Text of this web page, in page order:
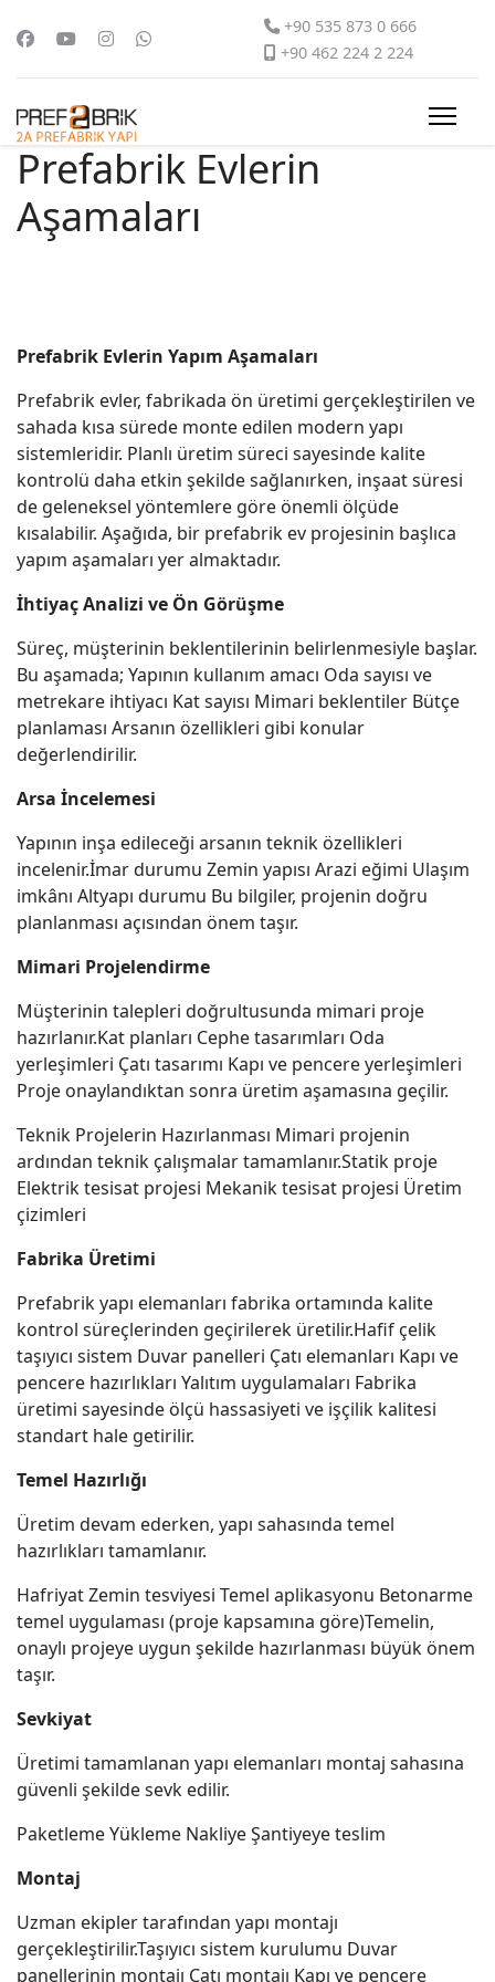
+90 535 873 0 666
+90 462 224 2 224
Prefabrik Evlerin
Aşamaları
Prefabrik Evlerin Yapım Aşamaları
Prefabrik evler, fabrikada ön üretimi gerçekleştirilen ve
sahada kısa sürede monte edilen modern yapı
sistemleridir. Planlı üretim süreci sayesinde kalite
kontrolü daha etkin şekilde sağlanırken, inşaat süresi
de geleneksel yöntemlere göre önemli ölçüde
kısalabilir. Aşağıda, bir prefabrik ev projesinin başlıca
yapım aşamaları yer almaktadır.
İhtiyaç Analizi ve Ön Görüşme
Süreç, müşterinin beklentilerinin belirlenmesiyle başlar.
Bu aşamada; Yapının kullanım amacı Oda sayısı ve
metrekare ihtiyacı Kat sayısı Mimari beklentiler Bütçe
planlaması Arsanın özellikleri gibi konular
değerlendirilir.
Arsa İncelemesi
Yapının inşa edileceği arsanın teknik özellikleri
incelenir.İmar durumu Zemin yapısı Arazi eğimi Ulaşım
imkânı Altyapı durumu Bu bilgiler, projenin doğru
planlanması açısından önem taşır.
Mimari Projelendirme
Müşterinin talepleri doğrultusunda mimari proje
hazırlanır.Kat planları Cephe tasarımları Oda
yerleşimleri Çatı tasarımı Kapı ve pencere yerleşimleri
Proje onaylandıktan sonra üretim aşamasına geçilir.
Teknik Projelerin Hazırlanması Mimari projenin
ardından teknik çalışmalar tamamlanır.Statik proje
Elektrik tesisat projesi Mekanik tesisat projesi Üretim
çizimleri
Fabrika Üretimi
Prefabrik yapı elemanları fabrika ortamında kalite
kontrol süreçlerinden geçirilerek üretilir.Hafif çelik
taşıyıcı sistem Duvar panelleri Çatı elemanları Kapı ve
pencere hazırlıkları Yalıtım uygulamaları Fabrika
üretimi sayesinde ölçü hassasiyeti ve işçilik kalitesi
standart hale getirilir.
Temel Hazırlığı
Üretim devam ederken, yapı sahasında temel
hazırlıkları tamamlanır.
Hafriyat Zemin tesviyesi Temel aplikasyonu Betonarme
temel uygulaması (proje kapsamına göre)Temelin,
onaylı projeye uygun şekilde hazırlanması büyük önem
taşır.
Sevkiyat
Üretimi tamamlanan yapı elemanları montaj sahasına
güvenli şekilde sevk edilir.
Paketleme Yükleme Nakliye Şantiyeye teslim
Montaj
Uzman ekipler tarafından yapı montajı
gerçekleştirilir.Taşıyıcı sistem kurulumu Duvar
panellerinin montajı Çatı montajı Kapı ve pencere